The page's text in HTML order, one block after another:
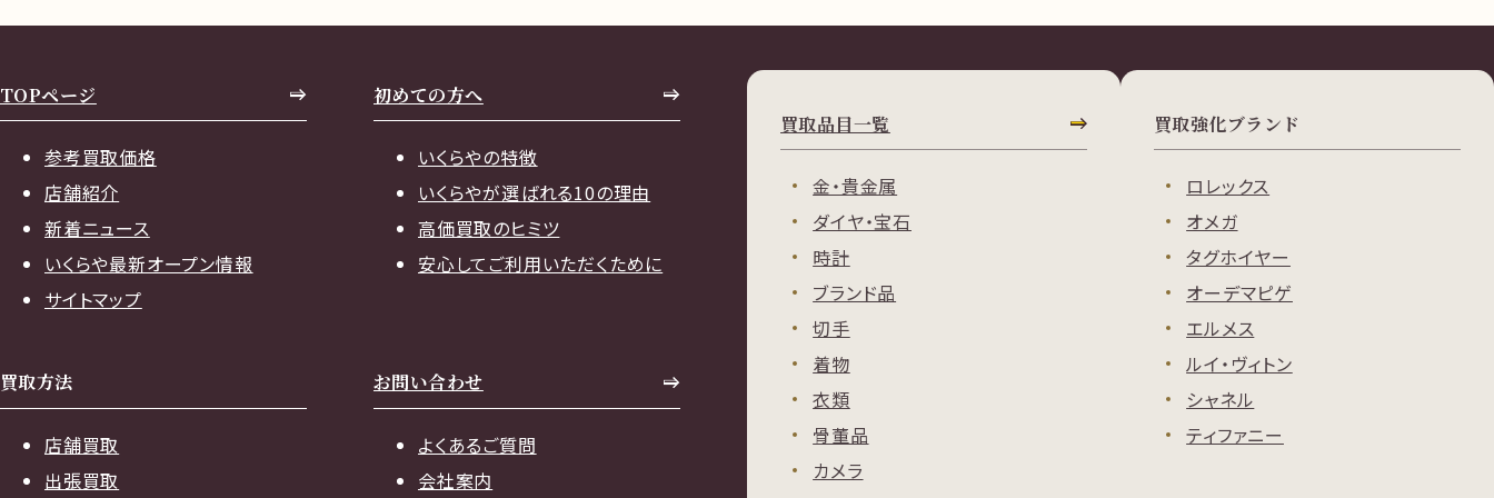
TOPページ
参考買取価格
店舗紹介
新着ニュース
いくらや最新オープン情報
サイトマップ
初めての方へ
いくらやの特徴
いくらやが選ばれる10の理由
高価買取のヒミツ
安心してご利用いただくために
買取方法
店舗買取
出張買取
お問い合わせ
よくあるご質問
会社案内
買取品目一覧
金・貴金属
ダイヤ・宝石
時計
ブランド品
切手
着物
衣類
骨董品
カメラ
買取強化ブランド
ロレックス
オメガ
タグホイヤー
オーデマピゲ
エルメス
ルイ・ヴィトン
シャネル
ティファニー